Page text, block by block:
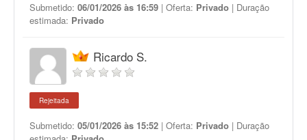
Submetido: 06/01/2026 às 16:59 | Oferta: Privado | Duração
estimada: Privado
Ricardo S.
Rejeitada
Submetido: 05/01/2026 às 15:52 | Oferta: Privado | Duração